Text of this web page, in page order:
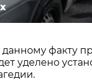
данному факту
уделено